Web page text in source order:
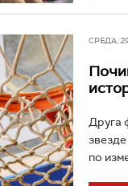
СРЕДА,
Друга
по